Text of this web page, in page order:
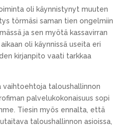
oli käynnistynyt muuten
törmäsi saman tien ongelmiin
ja sen myötä kassavirran
oli käynnissä useita eri
kirjanpito vaati tarkkaa
vaihtoehtoja taloushallinnon
palvelukokonaisuus sopi
Tiesin myös ennalta, että
taloushallinnon asioissa,